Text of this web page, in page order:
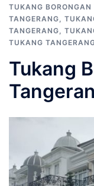
TUKANG BORONGAN
TANGERANG,
TANGERANG,
TUKANG
Tukang